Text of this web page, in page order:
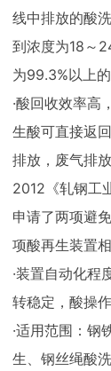
线中排放的酸
到浓度为18～
为99.3%以上
·酸回收效率
生酸可直接返
排放，废气排
2012《轧钢工
申请了两项避
项酸再生装置
·装置自动化程
转稳定，酸操
·适用范围：钢
生、钢丝绳酸